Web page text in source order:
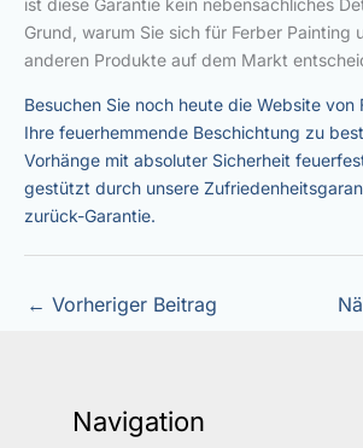
ist diese Garantie kein nebensächliches
Grund, warum Sie sich für Ferber Painting
anderen Produkte auf dem Markt
Besuchen Sie noch heute die Website von
Ihre feuerhemmende Beschichtung zu
Vorhänge mit absoluter Sicherheit
gestützt durch unsere
zurück-Garantie.
← Vorheriger Beitrag
Navigation